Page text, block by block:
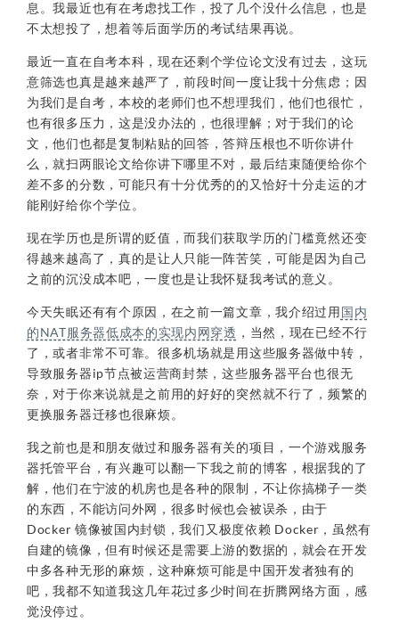
息。我最近也有在考虑找工作，投了几个没什么信息，也是
不太想投了，想着等后面学历的考试结果再说。
最近一直在自考本科，现在还剩个学位论文没有过去，这玩
意筛选也真是越来越严了，前段时间一度让我十分焦虑；因
为我们是自考，本校的老师们也不想理我们，他们也很忙，
也有很多压力，这是没办法的，也很理解；对于我们的论
文，他们也都是复制粘贴的回答，答辩压根也不听你讲什
么，就扫两眼论文给你讲下哪里不对，最后结束随便给你个
差不多的分数，可能只有十分优秀的的又恰好十分走运的才
能刚好给你个学位。
现在学历也是所谓的贬值，而我们获取学历的门槛竟然还变
得越来越高了，真的是让人只能一阵苦笑，可能是因为自己
之前的沉没成本吧，一度也是让我怀疑我考试的意义。
今天失眠还有有个原因，在之前一篇文章，我介绍过用国内
的NAT服务器低成本的实现内网穿透 ，当然，现在已经不行
了，或者非常不可靠。很多机场就是用这些服务器做中转，
导致服务器ip节点被运营商封禁，这些服务器平台也很无
奈，对于你来说就是之前用的好好的突然就不行了，频繁的
更换服务器迁移也很麻烦。
我之前也是和朋友做过和服务器有关的项目，一个游戏服务
器托管平台，有兴趣可以翻一下我之前的博客，根据我的了
解，他们在宁波的机房也是各种的限制，不让你搞梯子一类
的东西，不能访问外网，很多时候也会被误杀，由于
Docker 镜像被国内封锁，我们又极度依赖 Docker，虽然有
自建的镜像，但有时候还是需要上游的数据的，就会在开发
中多各种无形的麻烦，这种麻烦可能是中国开发者独有的
吧，我都不知道我这几年花过多少时间在折腾网络方面，感
觉没停过。